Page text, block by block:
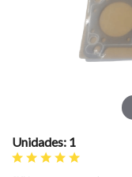
Unidades: 1